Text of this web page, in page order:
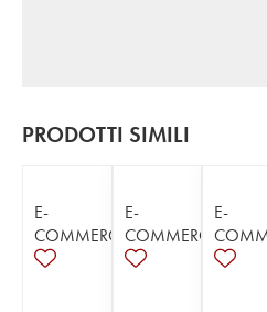
PRODOTTI SIMILI
E-
COMMERCE
E-
COMMERCE
E-